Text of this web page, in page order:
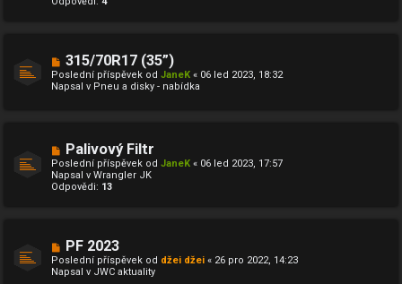
p
p
ě
v
e
N
o
v
ý
ě
v
e
315/70R17 (35”)
Poslední příspěvek od JaneK « 06 led 2023, 18:32
Napsal v Pneu a disky - nabídka
N
o
v
ý
p
p
ě
v
e
Palivový Filtr
Poslední příspěvek od JaneK « 06 led 2023, 17:57
Napsal v Wrangler JK
Odpovědi: 13
N
o
v
ý
PF 2023
Poslední příspěvek od džei džei « 26 pro 2022, 14:23
Napsal v JWC aktuality